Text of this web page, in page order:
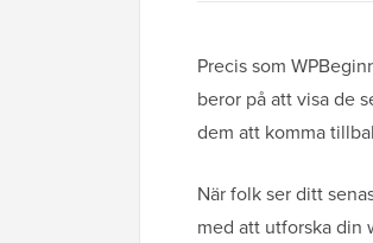
Precis som
beror på att visa de
dem att komma
När folk ser ditt
med att utforska din